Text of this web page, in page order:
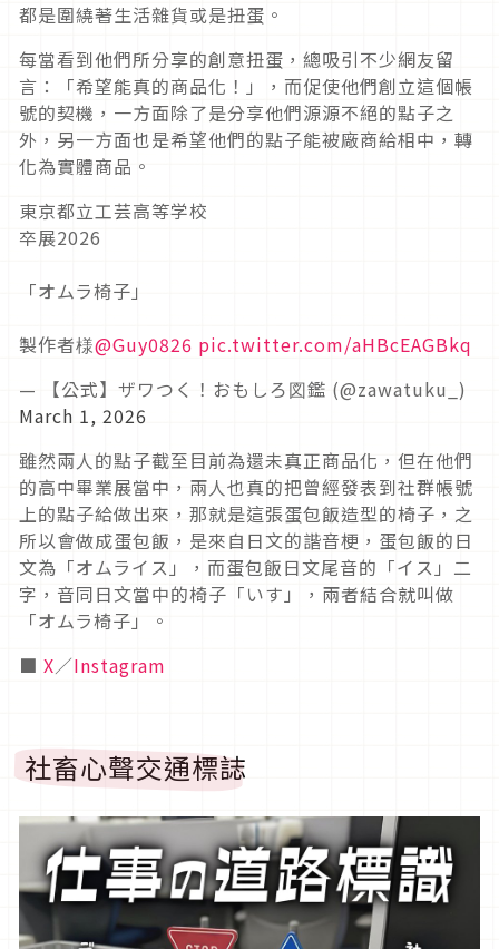
都是圍繞著生活雜貨或是扭蛋。
每當看到他們所分享的創意扭蛋，總吸引不少網友留
言：「希望能真的商品化！」，而促使他們創立這個帳
號的契機，一方面除了是分享他們源源不絕的點子之
外，另一方面也是希望他們的點子能被廠商給相中，轉
化為實體商品。
東京都立工芸高等学校
卒展2026
「オムラ椅子」
製作者様@Guy0826 pic.twitter.com/aHBcEAGBkq
— 【公式】ザワつく！おもしろ図鑑 (@zawatuku_)
March 1, 2026
雖然兩人的點子截至目前為還未真正商品化，但在他們
的高中畢業展當中，兩人也真的把曾經發表到社群帳號
上的點子給做出來，那就是這張蛋包飯造型的椅子，之
所以會做成蛋包飯，是來自日文的諧音梗，蛋包飯的日
文為「オムライス」，而蛋包飯日文尾音的「イス」二
字，音同日文當中的椅子「いす」，兩者結合就叫做
「オムラ椅子」。
■ X／Instagram
社畜心聲交通標誌